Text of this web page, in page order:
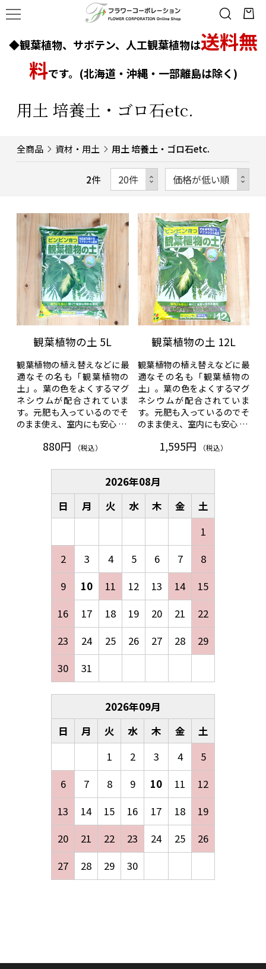
◆観葉植物、サボテン、人工観葉植物は送料無
料です。(北海道・沖縄・一部離島は除く)
用土 培養土・ゴロ石etc.
全商品 資材・用土 用土 培養土・ゴロ石etc.
2件
観葉植物の土 5L
観葉植物の植え替えなどに最
適なその名も「観葉植物の
土」。葉の色をよくするマグ
ネシウムが配合されていま
す。元肥も入っているのでそ
のまま使え、室内にも安心 …
880円 （税込）
観葉植物の土 12L
観葉植物の植え替えなどに最
適なその名も「観葉植物の
土」。葉の色をよくするマグ
ネシウムが配合されていま
す。元肥も入っているのでそ
のまま使え、室内にも安心 …
1,595円 （税込）
2026年08月
日
月 火 水 木 金
土
1
2
3 4 5 6 7
8
9
10 11 12 13 14
15
16
17 18 19 20 21
22
23
24 25 26 27 28
29
30
31
2026年09月
日
月 火 水 木 金
土
1
2 3 4
5
6
7 8 9 10 11
12
13
14 15 16 17 18
19
20
21 22 23 24 25
26
27
28 29 30